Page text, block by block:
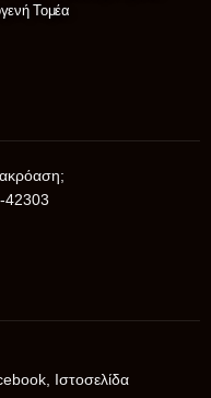
Τομέα
42303
Ιστοσελίδα